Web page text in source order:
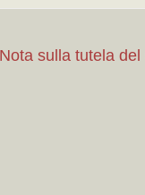
Nota sulla tutela del